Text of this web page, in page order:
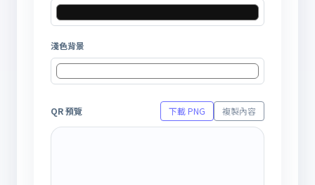
淺色背景
QR 預覽 下載 PNG 複製內容